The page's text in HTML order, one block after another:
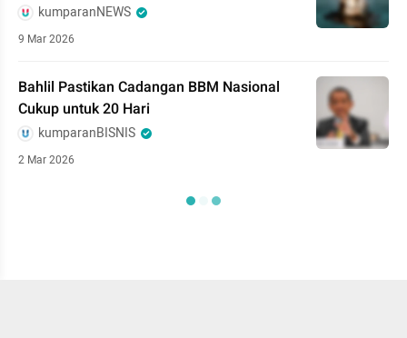
kumparanNEWS
9 Mar 2026
Bahlil Pastikan Cadangan BBM Nasional
Cukup untuk 20 Hari
kumparanBISNIS
2 Mar 2026